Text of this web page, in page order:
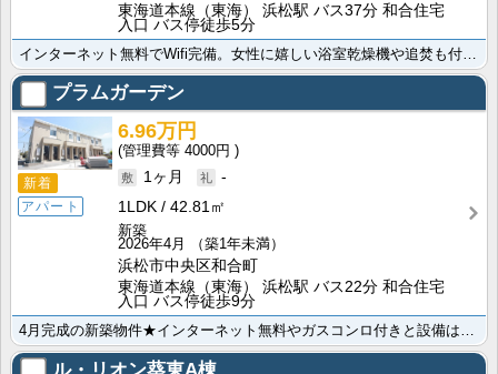
東海道本線（東海） 浜松駅 バス37分 和合住宅
入口 バス停徒歩5分
プラムガーデン
新着
アパート
6.96万円
4000円
1ヶ月
-
1LDK
42.81㎡
新築
2026年4月
（築1年未満）
浜松市中央区和合町
東海道本線（東海） 浜松駅 バス22分 和合住宅
入口 バス停徒歩9分
ル・リオン葵東A棟